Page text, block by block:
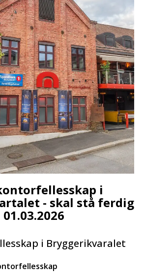
i
- skal stå ferdig
01.03.2026
i Bryggerikvaralet